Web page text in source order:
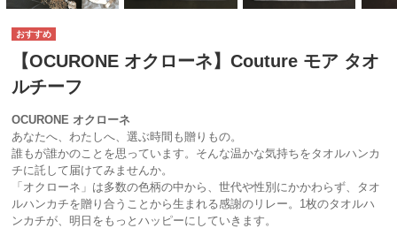
【OCURONE オクローネ】Couture モア タオ
ルチーフ
OCURONE オクローネ
あなたへ、わたしへ、選ぶ時間も贈りもの。
誰もが誰かのことを思っています。そんな温かな気持ちをタオルハンカ
チに託して届けてみませんか。
「オクローネ」は多数の色柄の中から、世代や性別にかかわらず、タオ
ルハンカチを贈り合うことから生まれる感謝のリレー。1枚のタオルハ
ンカチが、明日をもっとハッピーにしていきます。